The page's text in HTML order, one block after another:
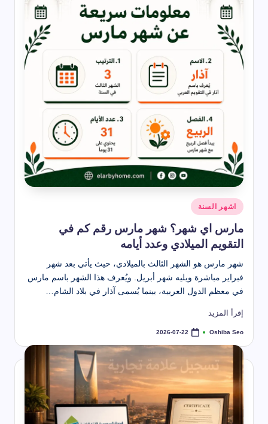
نُشر
في
اشهر السنة
مارس اي شهر؟ شهر مارس رقم كم في
التقويم الميلادي وعدد أيامه
شهر مارس هو الشهر الثالث بالميلادي، حيث يأتي بعد شهر
فبراير مباشرة ويليه شهر أبريل. ويُعرف هذا الشهر باسم مارس
في معظم الدول العربية، بينما يُسمى آذار في بلاد الشام…
إقرأ المزيد
تمّ
بواسطة
Oshiba Seo
2026-07-22